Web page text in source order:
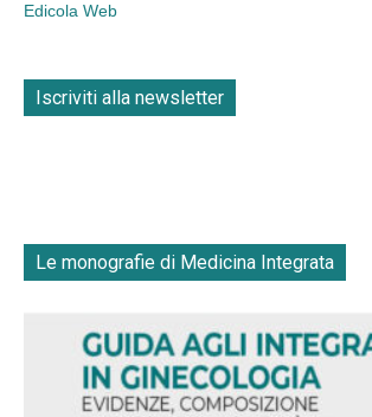
Edicola Web
Iscriviti alla newsletter
Le monografie di Medicina Integrata